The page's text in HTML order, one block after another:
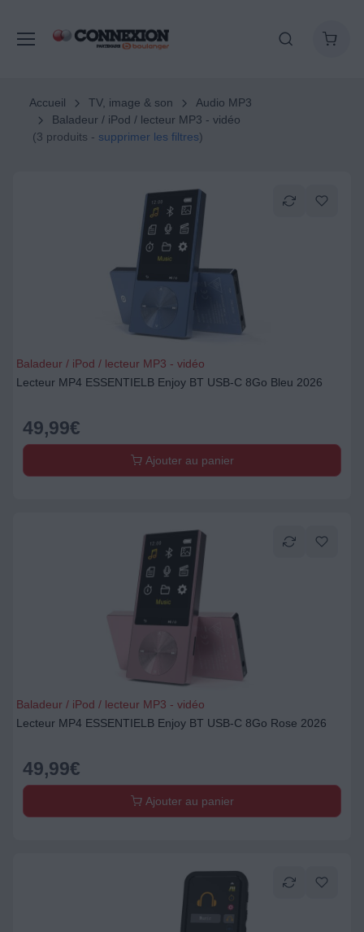
Accueil TV, image & son
Audio MP3
Baladeur / iPod / lecteur MP3 - vidéo
(3 produits - supprimer les filtres)
Baladeur / iPod / lecteur MP3 - vidéo
Lecteur MP4 ESSENTIELB Enjoy BT USB-C 8Go Bleu 2026
49,99€
Ajouter au panier
Baladeur / iPod / lecteur MP3 - vidéo
Lecteur MP4 ESSENTIELB Enjoy BT USB-C 8Go Rose 2026
49,99€
Ajouter au panier